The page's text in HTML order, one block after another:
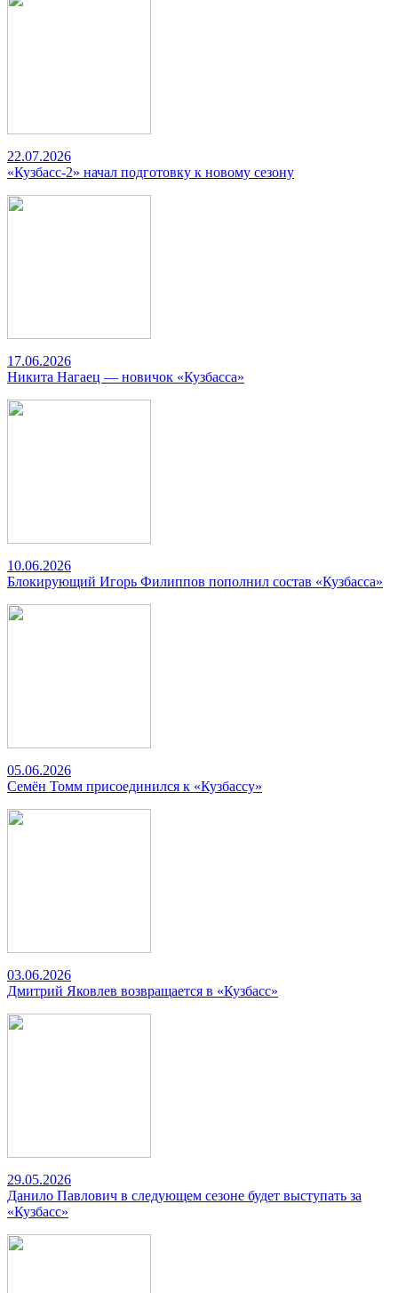
22.07.2026
«Кузбасс-2» начал подготовку к новому сезону
17.06.2026
Никита Нагаец — новичок «Кузбасса»
10.06.2026
Блокирующий Игорь Филиппов пополнил состав «Кузбасса»
05.06.2026
Семён Томм присоединился к «Кузбассу»
03.06.2026
Дмитрий Яковлев возвращается в «Кузбасс»
29.05.2026
Данило Павлович в следующем сезоне будет выступать за
«Кузбасс»